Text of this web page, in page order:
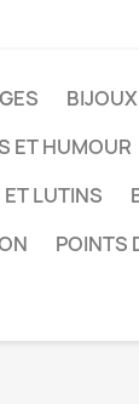
BIJOUX
ET HUMOUR
ET LUTINS
POINTS